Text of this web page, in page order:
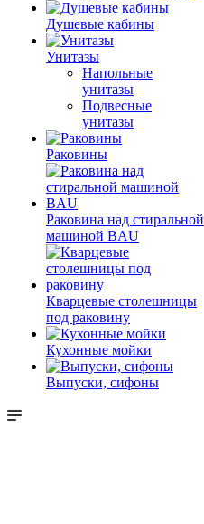
Душевые кабины
Унитазы
Напольные
унитазы
Подвесные
унитазы
Раковины
Раковина над стиральной
машиной BAU
Кварцевые столешницы
под раковину
Кухонные мойки
Выпуски, сифоны